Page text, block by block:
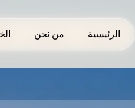
الرئيسية من نحن الرئيسية من نحن